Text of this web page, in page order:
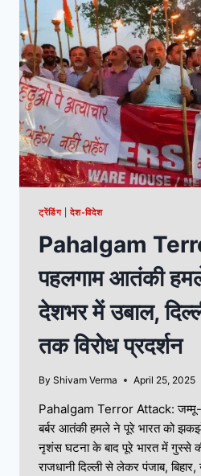
ट्रेंडिंग|देश-विदेश
Pahalgam
पहलगाम आतंकी
देशभर में उबाल,
तक विरोध प्रदर्शन
By Shivam Verma April 25, 2025
Pahalgam Terror Attack: जम्मू-
बर्बर आतंकी हमले ने पूरे भारत को
नृशंस घटना के बाद पूरे भारत में गुस्से
राजधानी दिल्ली से लेकर पंजाब,